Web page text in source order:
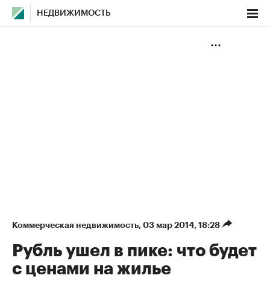
НЕДВИЖИМОСТЬ
Коммерческая недвижимость⁠, 03 мар 2014, 18:28
Рубль ушел в пике: что будет
с ценами на жилье